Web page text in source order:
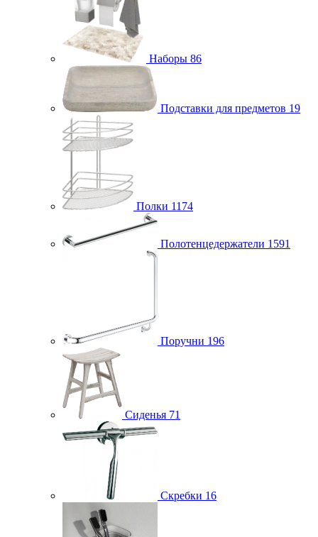
Наборы 86
Подставки для предметов 19
Полки 1174
Полотенцедержатели 1591
Поручни 196
Сиденья 71
Скребки 16